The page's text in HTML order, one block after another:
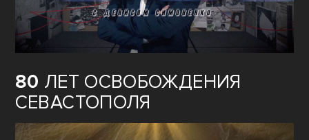
80 ЛЕТ ОСВОБОЖДЕНИЯ
СЕВАСТОПОЛЯ